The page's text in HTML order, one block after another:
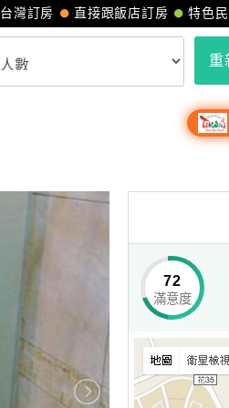
特色
直接跟飯店訂房
台灣訂房
重
72
滿意度